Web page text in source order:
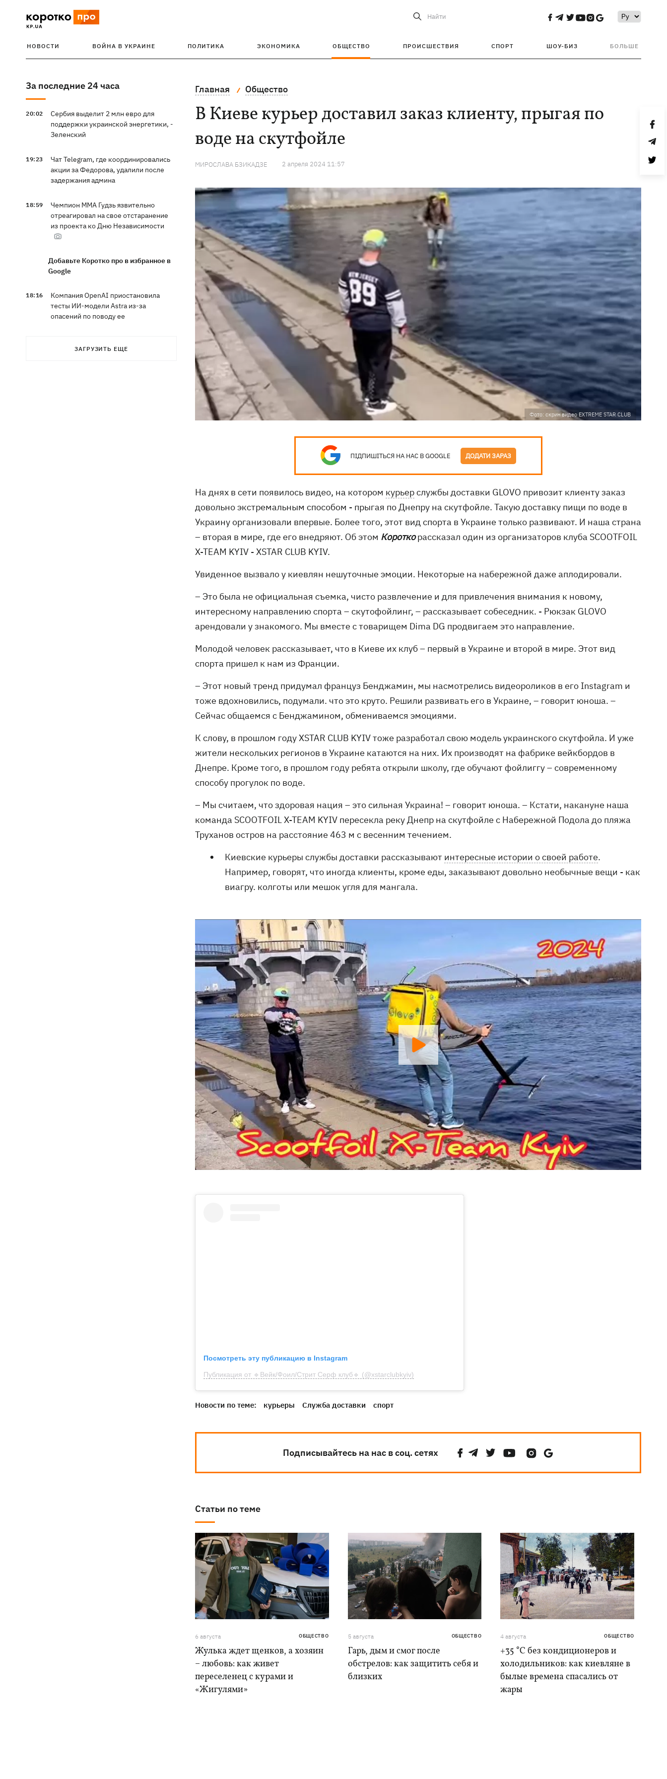
Найти
НОВОСТИ ВОЙНА В УКРАИНЕ ПОЛИТИКА ЭКОНОМИКА ОБЩЕСТВО ПРОИСШЕСТВИЯ СПОРТ ШОУ-БИЗ БОЛЬШЕ
За последние 24 часа
20:02
Сербия выделит 2 млн евро для
поддержки украинской энергетики, -
Зеленский
19:23
Чат Telegram, где координировались
акции за Федорова, удалили после
задержания админа
18:59
Чемпион ММА Гудзь язвительно
отреагировал на свое отстаранение
из проекта ко Дню Независимости
Добавьте Коротко про в избранное в
Google
18:16
Компания OpenAI приостановила
тесты ИИ-модели Astra из-за
опасений по поводу ее
В Болгарии дрон взорвался недалеко
ЗАГРУЗИТЬ ЕЩЕ
Главная Общество
В Киеве курьер доставил заказ клиенту, прыгая по
воде на скутфойле
МИРОСЛАВА БЗИКАДЗЕ 2 апреля 2024 11:57
Фото: скрин видео EXTREME STAR CLUB
ПІДПИШІТЬСЯ НА НАС В GOOGLE ДОДАТИ ЗАРАЗ
На днях в сети появилось видео, на котором курьерслужбы доставки GLOVO привозит клиенту заказ
довольно экстремальным способом - прыгая по Днепру на скутфойле. Такую доставку пищи по воде в
Украину организовали впервые. Более того, этот вид спорта в Украине только развивают. И наша страна
– вторая в мире, где его внедряют. Об этом Короткорассказал один из организаторов клуба SCOOTFOIL
X-TEAM KYIV - XSTAR CLUB KYIV.
Увиденное вызвало у киевлян нешуточные эмоции. Некоторые на набережной даже аплодировали.
– Это была не официальная съемка, чисто развлечение и для привлечения внимания к новому,
интересному направлению спорта – скутофойлинг, – рассказывает собеседник. - Рюкзак GLOVO
арендовали у знакомого. Мы вместе с товарищем Dima DG продвигаем это направление.
Молодой человек рассказывает, что в Киеве их клуб – первый в Украине и второй в мире. Этот вид
спорта пришел к нам из Франции.
– Этот новый тренд придумал француз Бенджамин, мы насмотрелись видеороликов в его Instagram и
тоже вдохновились, подумали. что это круто. Решили развивать его в Украине, – говорит юноша. –
Сейчас общаемся с Бенджамином, обмениваемся эмоциями.
К слову, в прошлом году XSTAR CLUB KYIV тоже разработал свою модель украинского скутфойла. И уже
жители нескольких регионов в Украине катаются на них. Их производят на фабрике вейкбордов в
Днепре. Кроме того, в прошлом году ребята открыли школу, где обучают фойлиггу – современному
способу прогулок по воде.
– Мы считаем, что здоровая нация – это сильная Украина! – говорит юноша. – Кстати, накануне наша
команда SCOOTFOIL X-TEAM KYIV пересекла реку Днепр на скутфойле с Набережной Подола до пляжа
Труханов остров на расстояние 463 м с весенним течением.
Киевские курьеры службы доставки рассказывают интересные истории о своей работе.
Например, говорят, что иногда клиенты, кроме еды, заказывают довольно необычные вещи - как
виагру. колготы или мешок угля для мангала.
Посмотреть эту публикацию в Instagram
Публикация от 🔹Вейк/Фоил/Стрит Серф клуб🔹 (@xstarclubkyiv)
Новости по теме: курьеры Служба доставки спорт
Подписывайтесь на нас в соц. сетях
Статьи по теме
6 августа ОБЩЕСТВО
Жулька ждет щенков, а хозяин
– любовь: как живет
переселенец с курами и
«Жигулями»
5 августа ОБЩЕСТВО
Гарь, дым и смог после
обстрелов: как защитить себя и
близких
4 августа ОБЩЕСТВО
+35 °C без кондиционеров и
холодильников: как киевляне в
былые времена спасались от
жары